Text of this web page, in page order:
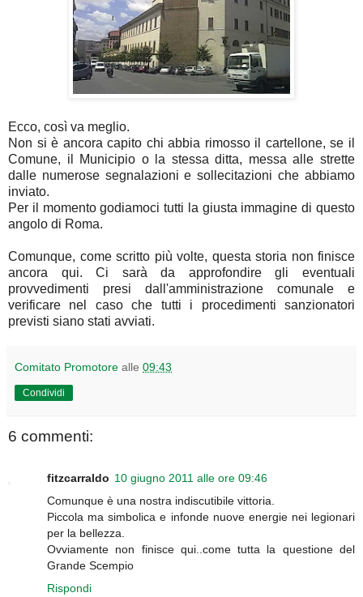
Ecco, così va meglio.
Non si è ancora capito chi abbia rimosso il cartellone, se il
Comune, il Municipio o la stessa ditta, messa alle strette
dalle numerose segnalazioni e sollecitazioni che abbiamo
inviato.
Per il momento godiamoci tutti la giusta immagine di questo
angolo di Roma.
Comunque, come scritto più volte, questa storia non finisce
ancora qui. Ci sarà da approfondire gli eventuali
provvedimenti presi dall'amministrazione comunale e
verificare nel caso che tutti i procedimenti sanzionatori
previsti siano stati avviati.
Comitato Promotore alle 09:43
Condividi
6 commenti:
fitzcarraldo 10 giugno 2011 alle ore 09:46
Comunque è una nostra indiscutibile vittoria.
Piccola ma simbolica e infonde nuove energie nei legionari
per la bellezza.
Ovviamente non finisce qui..come tutta la questione del
Grande Scempio
Rispondi